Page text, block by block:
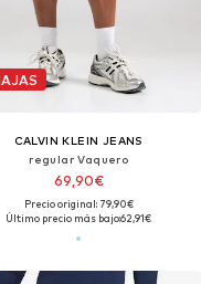
CALVIN KLEIN JEANS
regular Vaquero
69,90€
Precio original: 79,90€
Último precio más bajo:62,91€